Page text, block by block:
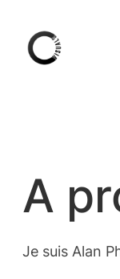
contenu
A
Je suis Alan